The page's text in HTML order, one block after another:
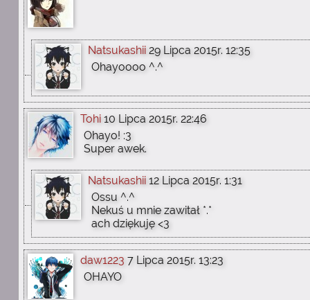
Natsukashii 29 Lipca 2015r. 12:35
Ohayoooo ^.^
Tohi 10 Lipca 2015r. 22:46
Ohayo! :3
Super awek.
Natsukashii 12 Lipca 2015r. 1:31
Ossu ^.^
Nekuś u mnie zawitał *.*
ach dziękuję <3
daw1223 7 Lipca 2015r. 13:23
OHAYO